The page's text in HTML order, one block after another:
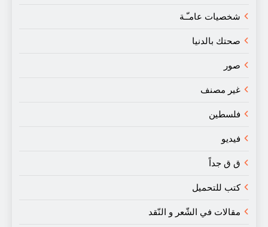
شخصيات عامـّـة
صحتك بالدنيا
صور
غير مصنف
فلسطين
فيديو
ق ق جداً
كتب للتحميل
مقالات في الشّعر و النّقد